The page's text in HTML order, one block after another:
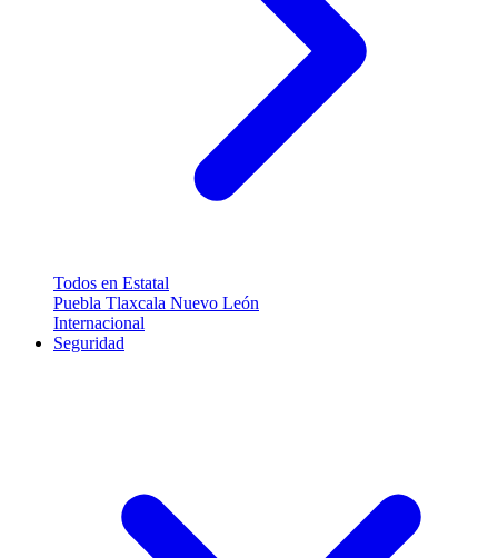
Todos en Estatal
Puebla Tlaxcala Nuevo León
Internacional
Seguridad